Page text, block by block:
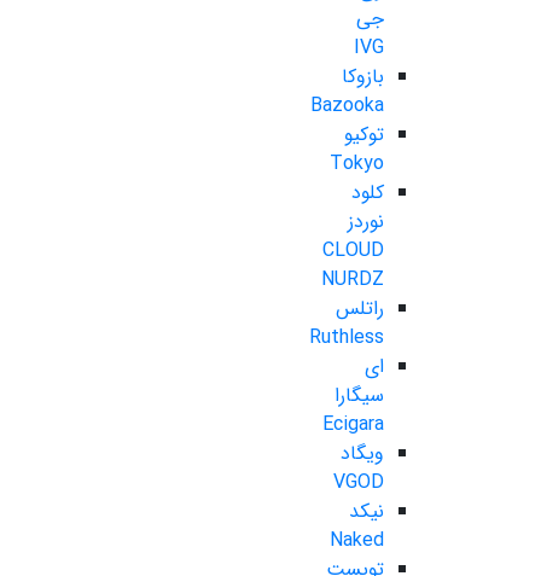
جی
IVG
بازوکا
Bazooka
توکیو
Tokyo
کلود
نوردز
CLOUD
NURDZ
راتلس
Ruthless
ای
سیگارا
Ecigara
ویگاد
VGOD
نیکد
Naked
تویست